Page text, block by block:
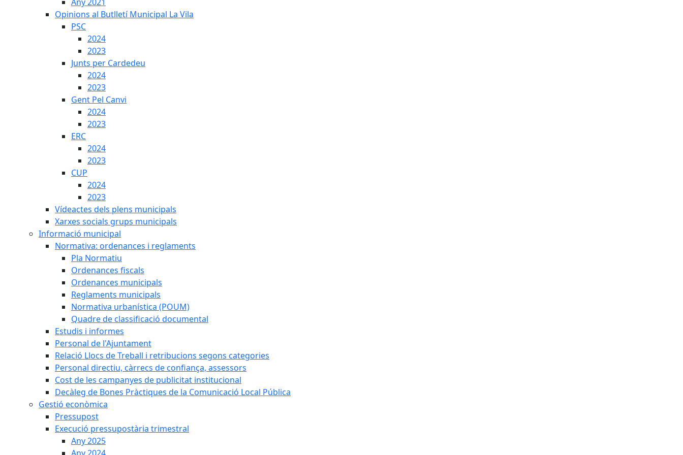
Opinions al Butlletí Municipal La Vila
PSC
2024
2023
Junts per Cardedeu
2024
2023
Gent Pel Canvi
2024
2023
ERC
2024
2023
CUP
2024
2023
Vídeactes dels plens municipals
Xarxes socials grups municipals
Informació municipal
Normativa: ordenances i reglaments
Pla Normatiu
Ordenances fiscals
Ordenances municipals
Reglaments municipals
Normativa urbanística (POUM)
Quadre de classificació documental
Estudis i informes
Personal de l'Ajuntament
Relació Llocs de Treball i retribucions segons categories
Personal directiu, càrrecs de confiança, assessors
Cost de les campanyes de publicitat institucional
Decàleg de Bones Pràctiques de la Comunicació Local Pública
Gestió econòmica
Pressupost
Execució pressupostària trimestral
Any 2025